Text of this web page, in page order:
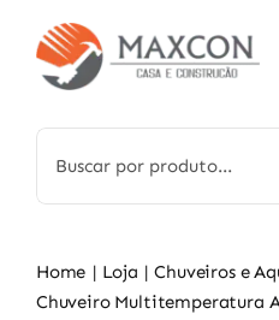
content
for:
Home Loja
Chuveiros e
Chuveiro Multitemperatura